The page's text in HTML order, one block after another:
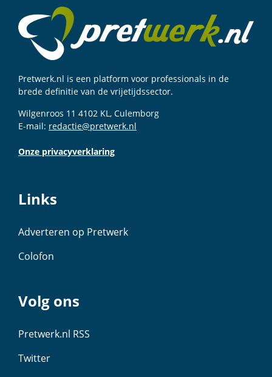
Pretwerk.nl is een platform voor professionals in de
brede definitie van de vrijetijdssector.
Wilgenroos 11 4102 KL, Culemborg
E-mail: redactie@pretwerk.nl
Onze privacyverklaring
Links
Adverteren op Pretwerk
Colofon
Volg ons
Pretwerk.nl RSS
Twitter